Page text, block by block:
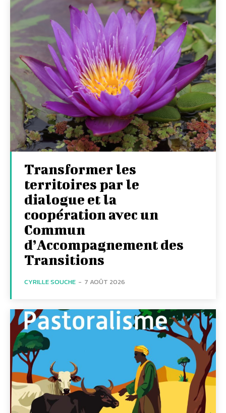
Transformer les
territoires par le
dialogue et la
coopération avec un
Commun
d’Accompagnement des
Transitions
CYRILLE SOUCHE - 7 AOÛT 2026